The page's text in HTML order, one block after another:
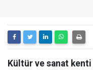
Kültür ve sanat